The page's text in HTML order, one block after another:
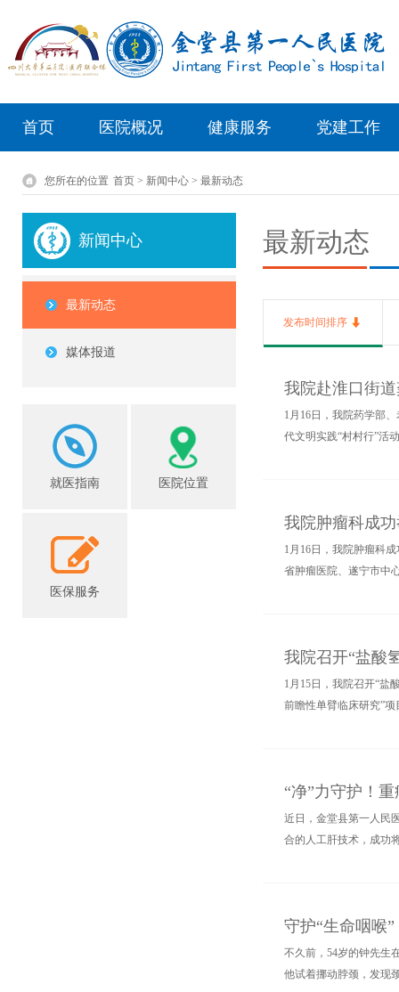
首页 医院概况 健康服务 党建工作
您所在的位置 首页 > 新闻中心 > 最新动态
新闻中心
最新动态
媒体报道
就医指南 医院位置
医保服务
最新动态
发布时间排序
我院赴淮口街
1月16日，我院药学部
代文明实践“村村行”活
我院肿瘤科成
1月16日，我院肿瘤科
省肿瘤医院、遂宁市中
我院召开“盐酸
1月15日，我院召开“盐
前瞻性单臂临床研究”项
“净”力守护！
近日，金堂县第一人民
合的人工肝技术，成功
守护“生命咽喉
不久前，54岁的钟先生
他试着挪动脖颈，发现